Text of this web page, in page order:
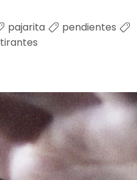
pajarita
pendientes
tirantes